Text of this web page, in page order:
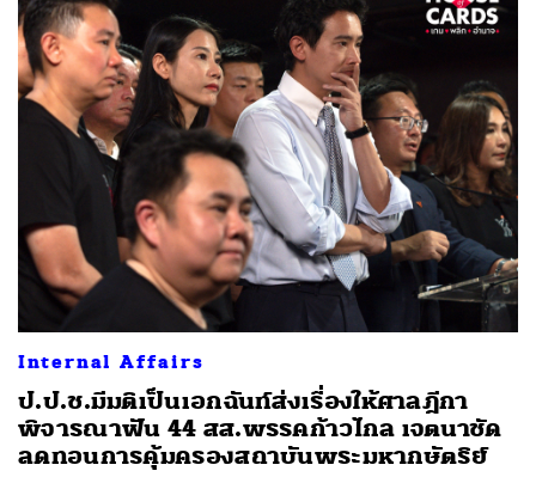
Internal Affairs
ป.ป.ช.มีมติเป็นเอกฉันท์ส่งเรื่องให้ศาลฎีกา
พิจารณาฟัน 44 สส.พรรคก้าวไกล เจตนาชัด
ลดทอนการคุ้มครองสถาบันพระมหากษัตริย์